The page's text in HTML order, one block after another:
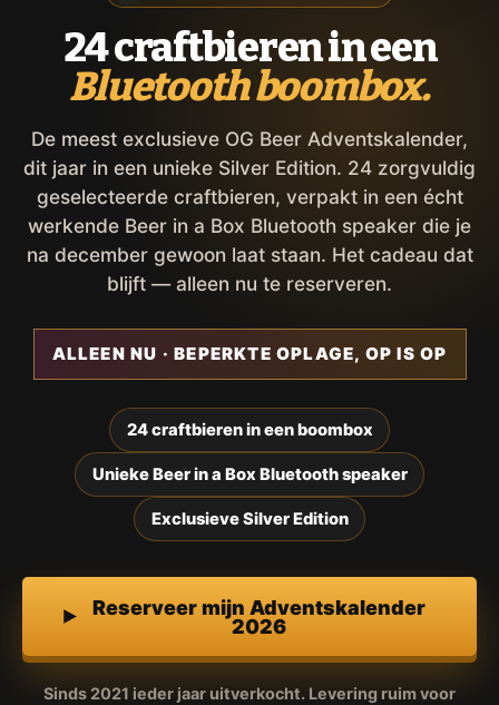
24 craftbieren in een
Bluetooth boombox.
De meest exclusieve OG Beer Adventskalender,
dit jaar in een unieke Silver Edition. 24 zorgvuldig
geselecteerde craftbieren, verpakt in een écht
werkende Beer in a Box Bluetooth speaker die je
na december gewoon laat staan. Het cadeau dat
blijft — alleen nu te reserveren.
ALLEEN NU · BEPERKTE OPLAGE, OP IS OP
24 craftbieren in een boombox
Unieke Beer in a Box Bluetooth speaker
Exclusieve Silver Edition
Reserveer mijn Adventskalender
2026
Sinds 2021 ieder jaar uitverkocht. Levering ruim voor